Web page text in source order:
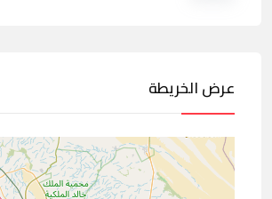
عرض الخريطة